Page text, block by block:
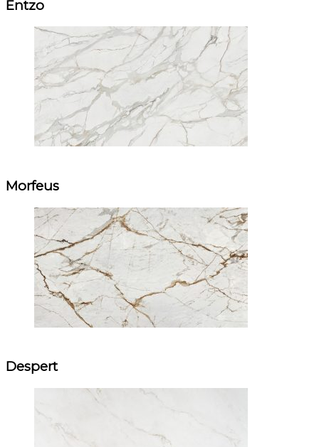
Entzo
Morfeus
Despert